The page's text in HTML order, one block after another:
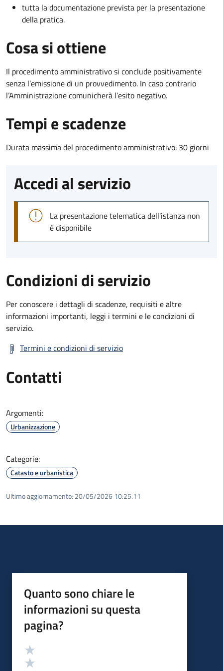
tutta la documentazione prevista per la presentazione
della pratica.
Cosa si ottiene
Il procedimento amministrativo si conclude positivamente
senza l’emissione di un provvedimento. In caso contrario
l’Amministrazione comunicherà l’esito negativo.
Tempi e scadenze
Durata massima del procedimento amministrativo: 30 giorni
Accedi al servizio
La presentazione telematica dell'istanza non
è disponibile
Condizioni di servizio
Per conoscere i dettagli di scadenze, requisiti e altre
informazioni importanti, leggi i termini e le condizioni di
servizio.
Termini e condizioni di servizio
Contatti
Argomenti:
Urbanizzazione
Categorie:
Catasto e urbanistica
Ultimo aggiornamento: 20/05/2026 10:25.11
Quanto sono chiare le
informazioni su questa
pagina?
Valutazione